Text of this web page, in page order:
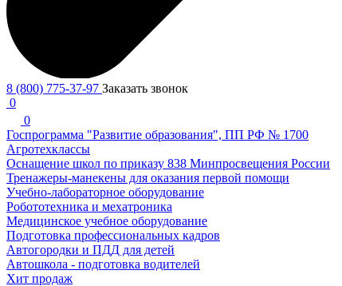
8 (800) 775-37-97 Заказать звонок
0
0
Госпрограмма "Развитие образования", ПП РФ № 1700
Агротехклассы
Оснащение школ по приказу 838 Минпросвещения России
Тренажеры-манекены для оказания первой помощи
Учебно-лабораторное оборудование
Робототехника и мехатроника
Медицинское учебное оборудование
Подготовка профессиональных кадров
Автогородки и ПДД для детей
Автошкола - подготовка водителей
Хит продаж